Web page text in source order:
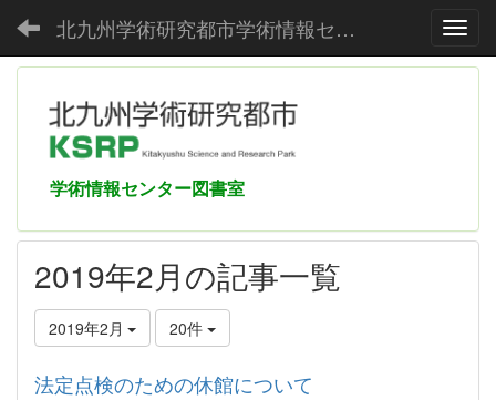
北九州学術研究都市学術情報センター
学術情報センター図書室
2019年2月の記事一覧
2019年2月 20件
法定点検のための休館について